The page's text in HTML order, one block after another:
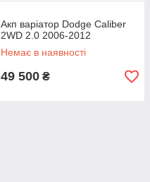
Акп варіатор Dodge Caliber
2WD 2.0 2006-2012
Немає в наявності
49 500 ₴